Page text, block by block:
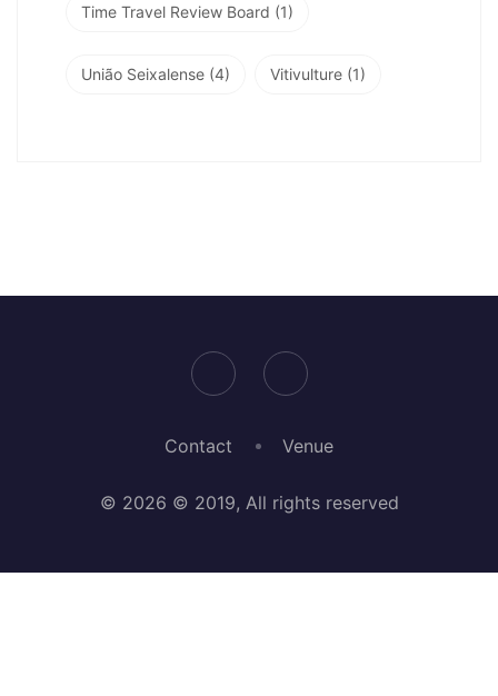
Time Travel Review Board (1)
União Seixalense (4) Vitivulture (1)
Contact Venue
© 2026 © 2019, All rights reserved